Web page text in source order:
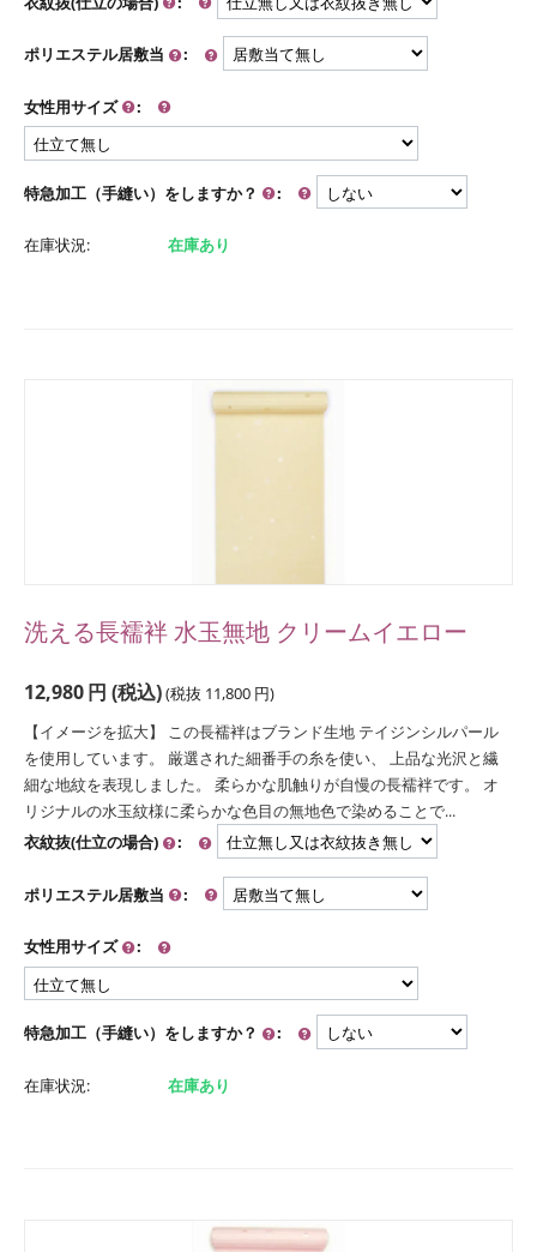
ポリエステル居敷当 :
女性用サイズ :
特急加工（手縫い）をしますか？ :
在庫状況: 在庫あり
洗える長襦袢 水玉無地 クリームイエロー
12,980円 (税込)(税抜 11,800 円)
【イメージを拡大】 この長襦袢はブランド生地 テイジンシルパール
を使用しています。 厳選された細番手の糸を使い、 上品な光沢と繊
細な地紋を表現しました。 柔らかな肌触りが自慢の長襦袢です。 オ
リジナルの水玉紋様に柔らかな色目の無地色で染めることで...
衣紋抜(仕立の場合)
:
ポリエステル居敷当 :
女性用サイズ :
特急加工（手縫い）をしますか？ :
在庫状況: 在庫あり